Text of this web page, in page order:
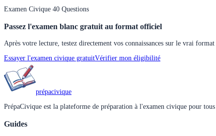
Examen Civique 40 Questions
Passez l'examen blanc gratuit au format officiel
Après votre lecture, testez directement vos connaissances sur le vrai
Essayer l'examen civique gratuitVérifier mon éligibilité
prépacivique
PrépaCivique est la plateforme de préparation à l'examen civique pour
Guides